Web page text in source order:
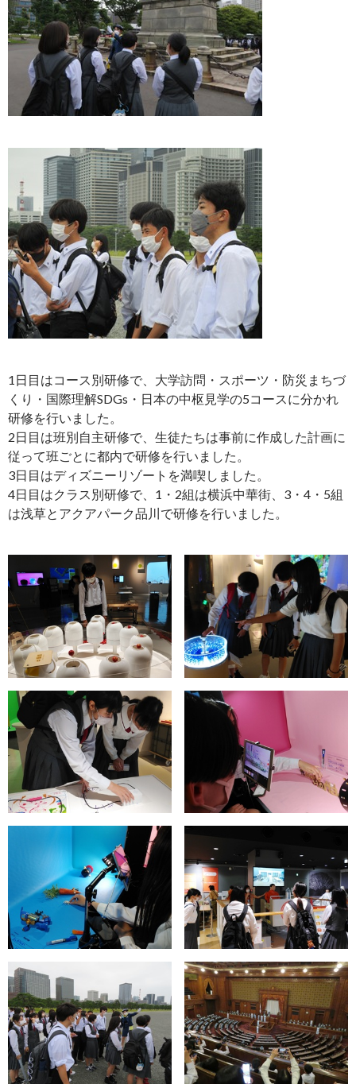
1日目はコース別研修で、大学訪問・スポーツ・防災まちづ
くり・国際理解SDGs・日本の中枢見学の5コースに分かれ
研修を行いました。
2日目は班別自主研修で、生徒たちは事前に作成した計画に
従って班ごとに都内で研修を行いました。
3日目はディズニーリゾートを満喫しました。
4日目はクラス別研修で、1・2組は横浜中華街、3・4・5組
は浅草とアクアパーク品川で研修を行いました。